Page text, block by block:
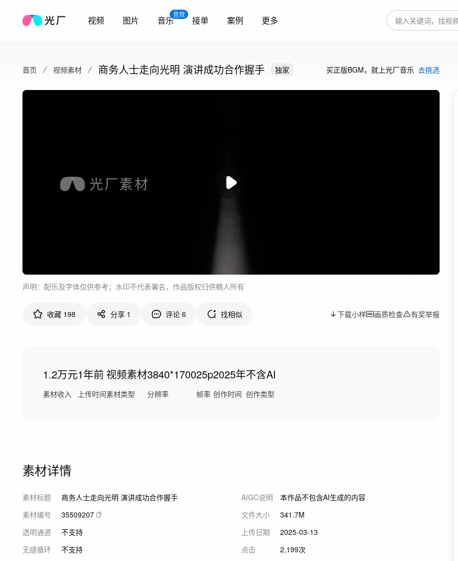
视频 图片
音效
音乐 接单 案例 更多
首页 视频素材 商务人士走向光明 演讲成功合作握手 独家 买正版BGM，就上光厂音乐 去挑选
声明：配乐及字体仅供参考；水印不代表署名，作品版权归供稿人所有
收藏 198 分享 1 评论 6 找相似 下载小样 画质检查 有奖举报
1.2万元
素材收入
1年前
上传时间
视频素材
素材类型
3840*1700
分辨率
25p
帧率
2025年
创作时间
不含AI
创作类型
素材详情
素材标题
商务人士走向光明 演讲成功合作握手
素材编号
35509207
透明通道
不支持
无缝循环
不支持
AIGC说明
本作品不包含AI生成的内容
文件大小
341.7M
上传日期
2025-03-13
点击
2,199次